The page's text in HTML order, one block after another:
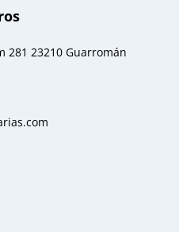
281 23210 Guarromán